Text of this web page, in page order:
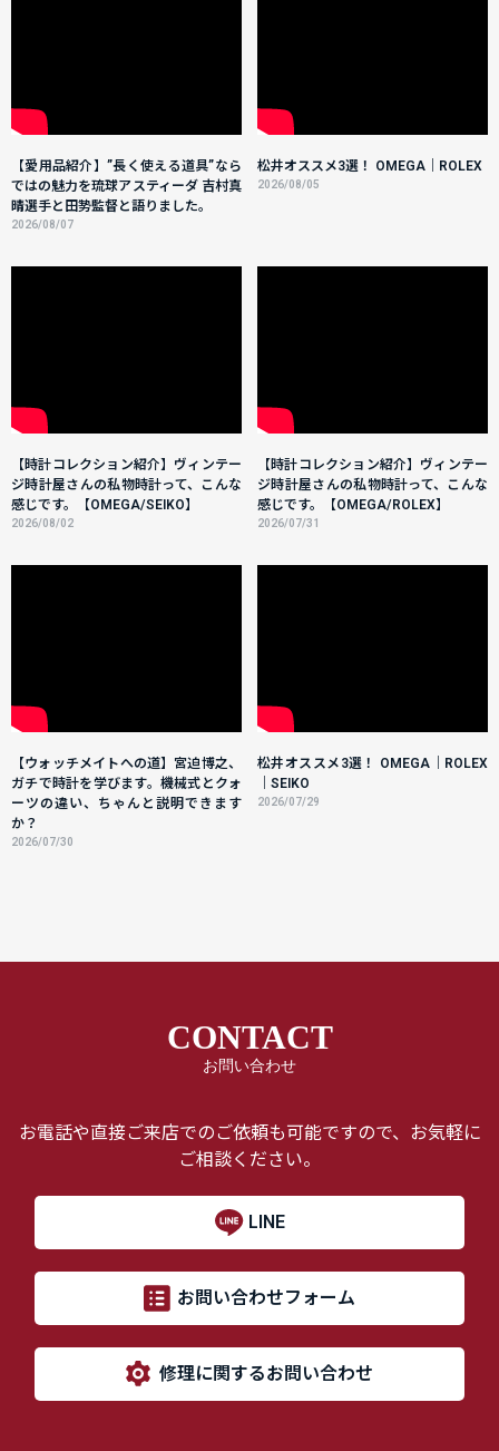
【愛用品紹介】”長く使える道具”なら
ではの魅力を琉球アスティーダ 吉村真
晴選手と田㔟監督と語りました。
2026/08/07
松井オススメ3選！ OMEGA｜ROLEX
2026/08/05
【時計コレクション紹介】ヴィンテー
ジ時計屋さんの私物時計って、こんな
感じです。【OMEGA/SEIKO】
2026/08/02
【時計コレクション紹介】ヴィンテー
ジ時計屋さんの私物時計って、こんな
感じです。【OMEGA/ROLEX】
2026/07/31
【ウォッチメイトへの道】宮迫博之、
ガチで時計を学びます。機械式とクォ
ーツの違い、ちゃんと説明できます
か？
2026/07/30
松井オススメ3選！ OMEGA｜ROLEX
｜SEIKO
2026/07/29
CONTACT
お問い合わせ
お電話や直接ご来店でのご依頼も可能ですので、お気軽に
ご相談ください。
LINE
お問い合わせフォーム
修理に関するお問い合わせ